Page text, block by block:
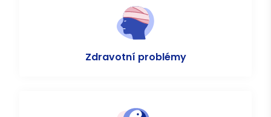
Zdravotní problémy